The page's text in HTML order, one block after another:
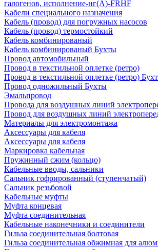
галогенов, исполнение-нг(А)-FRHF
Кабели специального назначения
Кабель (провод) для погружных насосов
Кабель (провод) термостойкий
Кабель комбинированый
Кабель комбинированый Бухты
Провод автомобильный
Провод в текстильной оплетке (ретро)
Провод в текстильной оплетке (ретро)
Провод одножильный Бухты
Эмальпровод
Провода для воздушных линий
Провод для воздушных линий
Материалы для электромонтажа
Аксессуары для кабеля
Аксессуары для кабеля
Маркировка кабельная
Пружинный сжим (кольцо)
Кабельные вводы, сальники
Сальник гофрированный (ступенчатый)
Сальник резьбовой
Кабельные муфты
Муфта концевая
Муфта соединительная
Кабельные наконечники и соединители
Гильза соединительная болтовая
Гильза соединительная обжимная для